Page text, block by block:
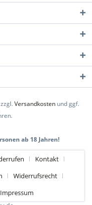
Versandkosten und ggf.
ab 18 Jahren!
Kontakt
Widerrufsrecht
Impressum